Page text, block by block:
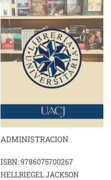
ADMINISTRACION
ISBN: 9786075700267
HELLRIEGEL JACKSON